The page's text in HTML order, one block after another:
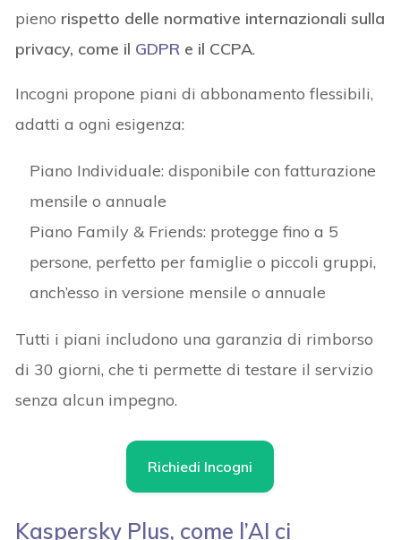
pieno rispetto delle normative internazionali sulla
privacy, come il GDPR e il CCPA.
Incogni propone piani di abbonamento flessibili,
adatti a ogni esigenza:
Piano Individuale: disponibile con fatturazione
mensile o annuale
Piano Family & Friends: protegge fino a 5
persone, perfetto per famiglie o piccoli gruppi,
anch’esso in versione mensile o annuale
Tutti i piani includono una garanzia di rimborso
di 30 giorni, che ti permette di testare il servizio
senza alcun impegno.
Richiedi Incogni
Kaspersky Plus, come l’AI ci